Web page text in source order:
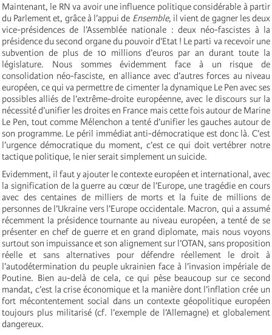
Maintenant, le RN va avoir une influence politique considérable à partir
du Parlement et, grâce à l’appui de Ensemble, il vient de gagner les deux
vice-présidences de l’Assemblée nationale : deux néo-fascistes à la
présidence du second organe du pouvoir d’Etat ! Le parti va recevoir une
subvention de plus de 10 millions d’euros par an durant toute la
législature. Nous sommes évidemment face à un risque de
consolidation néo-fasciste, en alliance avec d’autres forces au niveau
européen, ce qui va permettre de cimenter la dynamique Le Pen avec ses
possibles alliés de l’extrême-droite européenne, avec le discours sur la
nécessité d’unifier les droites en France mais cette fois autour de Marine
Le Pen, tout comme Mélenchon a tenté d’unifier les gauches autour de
son programme. Le péril immédiat anti-démocratique est donc là. C’est
l’urgence démocratique du moment, c’est ce qui doit vertébrer notre
tactique politique, le nier serait simplement un suicide.
Evidemment, il faut y ajouter le contexte européen et international, avec
la signification de la guerre au cœur de l’Europe, une tragédie en cours
avec des centaines de milliers de morts et la fuite de millions de
personnes de l’Ukraine vers l’Europe occidentale. Macron, qui a assumé
récemment la présidence tournante au niveau européen, a tenté de se
présenter en chef de guerre et en grand diplomate, mais nous voyons
surtout son impuissance et son alignement sur l’OTAN, sans proposition
réelle et sans alternatives pour défendre réellement le droit à
l’autodétermination du peuple ukrainien face à l’invasion impériale de
Poutine. Bien au-delà de cela, ce qui pèse beaucoup sur ce second
mandat, c’est la crise économique et la manière dont l’inflation crée un
fort mécontentement social dans un contexte géopolitique européen
toujours plus militarisé (cf. l’exemple de l’Allemagne) et globalement
dangereux.